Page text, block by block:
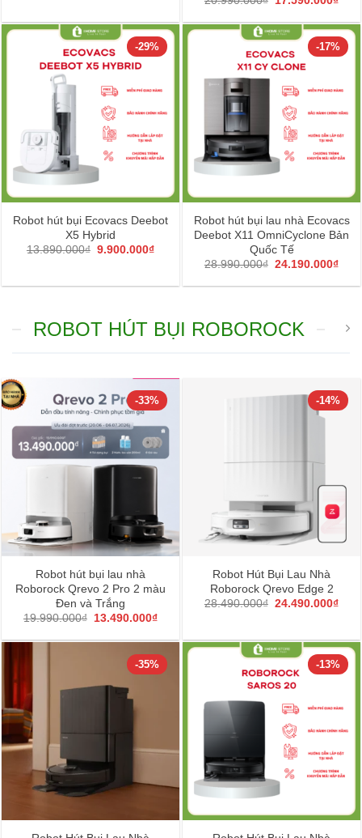
6.990.000₫.là:
4.990.000₫.
là:
20.990.000₫.
tại
là:
-29%
Robot hút bụi Ecovacs Deebot
X5 Hybrid
13.890.000₫ Giá
13.890.000₫.
9.900.000₫Giá
là:
-17%
Robot hút bụi lau nhà Ecovacs
Deebot X11 OmniCyclone Bản
Quốc Tế
28.990.000₫ Giá
là:
24.190.000₫Giá
tại
ROBOT HÚT BỤI ROBOROCK
-33%
Robot hút bụi lau nhà
Roborock Qrevo 2 Pro 2 màu
Đen và Trắng
19.990.000₫ Giá
là:
19.990.000₫.
13.490.000₫Giá
tại
là:
13.490.000₫.
-14%
Robot Hút Bụi Lau Nhà
Roborock Qrevo Edge 2
28.490.000₫ Giá
28.490.000₫.
24.490.000₫Giá
là:
-35% -13%